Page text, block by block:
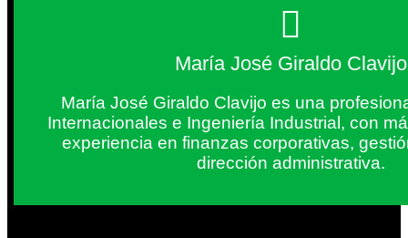
María José Giraldo Clavijo
María José Giraldo Clavijo es una
Internacionales e Ingeniería Industrial, con
experiencia en finanzas corporativas,
dirección administrativa.